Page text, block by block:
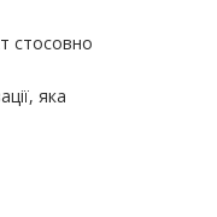
стосовно
яка